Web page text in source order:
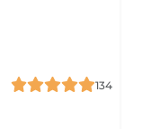
134